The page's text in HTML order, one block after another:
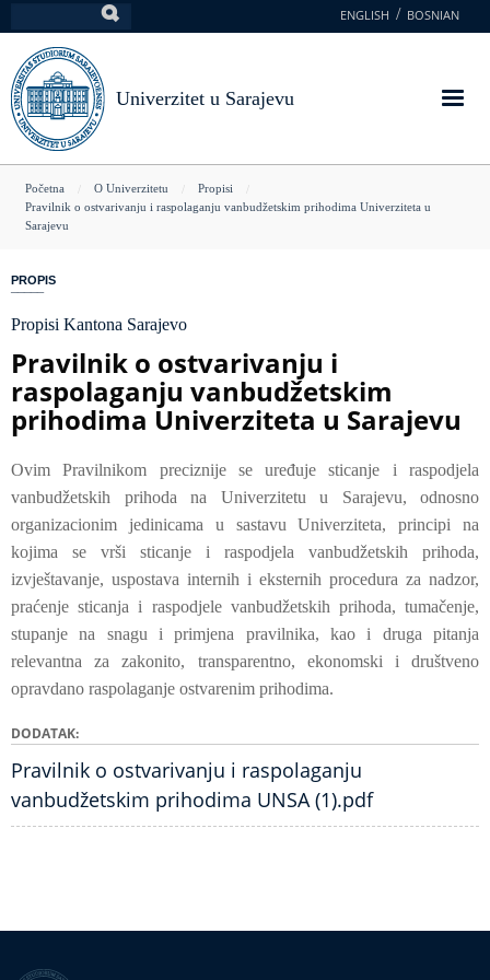
na
glavni
sadržaj
ENGLISH BOSNIAN
Univerzitet u Sarajevu
You
are
Početna O Univerzitetu
Propisi
Pravilnik o ostvarivanju i raspolaganju vanbudžetskim prihodima Univerziteta u
Sarajevu
PROPIS
Propisi Kantona Sarajevo
Pravilnik o ostvarivanju i
raspolaganju vanbudžetskim
prihodima Univerziteta u Sarajevu
Ovim Pravilnikom preciznije se uređuje sticanje i raspodjela
vanbudžetskih prihoda na Univerzitetu u Sarajevu, odnosno
organizacionim jedinicama u sastavu Univerziteta, principi na
kojima se vrši sticanje i raspodjela vanbudžetskih prihoda,
izvještavanje, uspostava internih i eksternih procedura za nadzor,
praćenje sticanja i raspodjele vanbudžetskih prihoda, tumačenje,
stupanje na snagu i primjena pravilnika, kao i druga pitanja
relevantna za zakonito, transparentno, ekonomski i društveno
opravdano raspolaganje ostvarenim prihodima.
DODATAK
Pravilnik o ostvarivanju i raspolaganju
vanbudžetskim prihodima UNSA (1).pdf